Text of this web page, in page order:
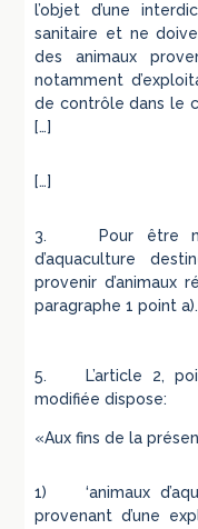
l’objet d’une
sanitaire et ne
des animaux
notamment
de contrôle dans le
[…]
[…]
3. Pour être
d’aquaculture
provenir d’animaux
paragraphe 1 point
5. L’article 2,
modifiée dispose:
«Aux fins de la
1) ‘animaux
provenant d’une